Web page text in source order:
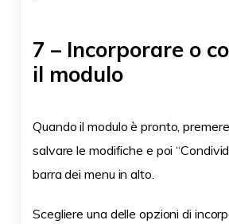
7 – Incorporare o
il modulo
Quando il modulo è pronto,
salvare le modifiche e poi
barra dei menu in alto.
Scegliere una delle opzioni di